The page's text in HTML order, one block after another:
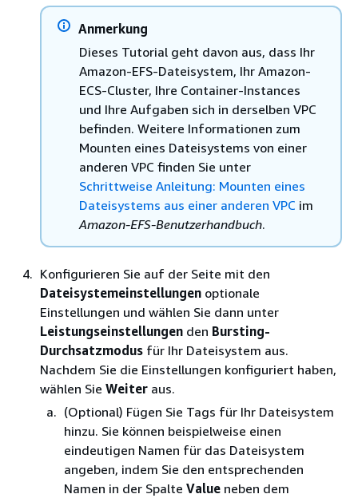
Anmerkung
Dieses Tutorial geht davon aus, dass Ihr
Amazon-EFS-Dateisystem, Ihr Amazon-
ECS-Cluster, Ihre Container-Instances
und Ihre Aufgaben sich in derselben VPC
befinden. Weitere Informationen zum
Mounten eines Dateisystems von einer
anderen VPC finden Sie unter
Schrittweise Anleitung: Mounten eines
Dateisystems aus einer anderen VPC im
Amazon-EFS-Benutzerhandbuch.
Konfigurieren Sie auf der Seite mit den
Dateisystemeinstellungen optionale
Einstellungen und wählen Sie dann unter
Leistungseinstellungen den Bursting-
Durchsatzmodus für Ihr Dateisystem aus.
Nachdem Sie die Einstellungen konfiguriert haben,
wählen Sie Weiter aus.
(Optional) Fügen Sie Tags für Ihr Dateisystem
hinzu. Sie können beispielweise einen
eindeutigen Namen für das Dateisystem
angeben, indem Sie den entsprechenden
Namen in der Spalte Value neben dem